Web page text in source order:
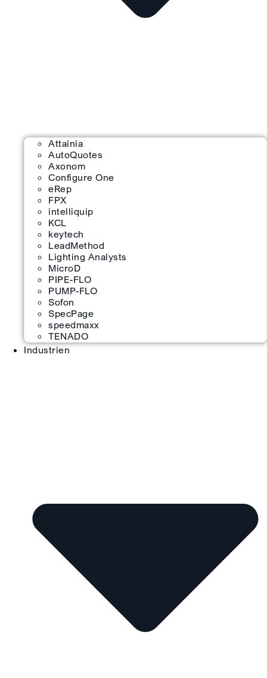
Attainia
AutoQuotes
Axonom
Configure One
eRep
FPX
intelliquip
KCL
keytech
LeadMethod
Lighting Analysts
MicroD
PIPE-FLO
PUMP-FLO
Sofon
SpecPage
speedmaxx
TENADO
Industrien